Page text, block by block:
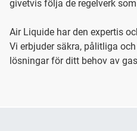
givetvis följa de regelverk
Air Liquide har den expertis
Vi erbjuder säkra, pålitliga
lösningar för ditt behov av